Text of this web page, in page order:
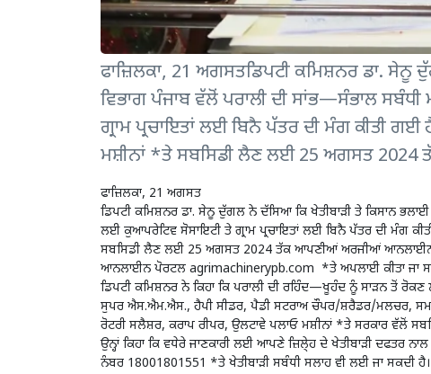
ਫਾਜ਼ਿਲਕਾ, 21 ਅਗਸਤਡਿਪਟੀ ਕਮਿਸ਼ਨਰ ਡਾ. ਸੇਨੂ
ਵਿਭਾਗ ਪੰਜਾਬ ਵੱਲੋਂ ਪਰਾਲੀ ਦੀ ਸਾਂਭ—ਸੰਭਾਲ
ਗ੍ਰਾਮ ਪ੍ਰਚਾਇਤਾਂ ਲਈ ਬਿਨੈ ਪੱਤਰ ਦੀ ਮੰਗ ਕੀਤੀ ਗਈ
ਮਸ਼ੀਨਾਂ *ਤੇ ਸਬਸਿਡੀ ਲੈਣ ਲਈ 25 ਅਗਸਤ
ਫਾਜ਼ਿਲਕਾ, 21 ਅਗਸਤ
ਡਿਪਟੀ ਕਮਿਸ਼ਨਰ ਡਾ. ਸੇਨੂ ਦੁੱਗਲ ਨੇ ਦੱਸਿਆ ਕਿ ਖੇਤੀਬਾੜੀ ਤੇ ਕਿਸਾਨ
ਲਈ ਕੁਆਪਰੇਟਿਵ ਸੋਸਾਇਟੀ ਤੇ ਗ੍ਰਾਮ ਪ੍ਰਚਾਇਤਾਂ ਲਈ ਬਿਨੈ ਪੱਤਰ ਦੀ ਮੰਗ
ਸਬਸਿਡੀ ਲੈਣ ਲਈ 25 ਅਗਸਤ 2024 ਤੱਕ ਆਪਣੀਆਂ ਅਰਜੀਆਂ ਆਨਲਾਈਨ
ਆਨਲਾਈਨ ਪੋਰਟਲ agrimachinerypb.com *ਤੇ ਅਪਲਾਈ ਕੀਤਾ ਜਾ
ਡਿਪਟੀ ਕਮਿਸ਼ਨਰ ਨੇ ਕਿਹਾ ਕਿ ਪਰਾਲੀ ਦੀ ਰਹਿੰਦ—ਖੂਹੰਦ ਨੂੰ ਸਾੜਨ ਤੋਂ
ਸੁਪਰ ਐਸ.ਐਮ.ਐਸ., ਹੈਪੀ ਸੀਡਰ, ਪੈਡੀ ਸਟਰਾਅ ਚੌਪਰ/ਸ਼ਰੈਡਰ/ਮਲਚਰ,
ਰੋਟਰੀ ਸਲੈਸ਼ਰ, ਕਰਾਪ ਰੀਪਰ, ਉਲਟਾਵੇ ਪਲਾਓ ਮਸ਼ੀਨਾਂ *ਤੇ ਸਰਕਾਰ ਵੱਲੋਂ
ਉਨ੍ਹਾਂ ਕਿਹਾ ਕਿ ਵਧੇਰੇ ਜਾਣਕਾਰੀ ਲਈ ਆਪਣੇ ਜ਼ਿਲੇ੍ਹ ਦੇ ਖੇਤੀਬਾੜੀ ਦਫਤਰ
ਨੰਬਰ 18001801551 *ਤੇ ਖੇਤੀਬਾੜੀ ਸਬੰਧੀ ਸਲਾਹ ਵੀ ਲਈ ਜਾ ਸਕਦੀ ਹੈ।